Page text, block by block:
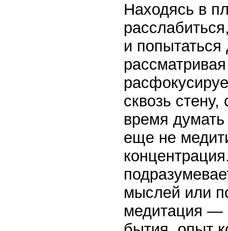
Находясь в
и
сквозь
время
еще не
мыслей или
медитация —